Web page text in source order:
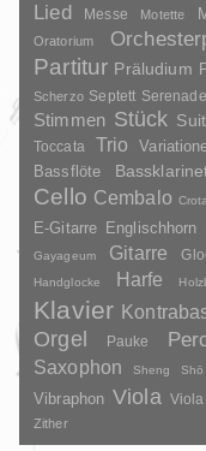
Lied Messe Motette
Oratorium
Partitur Präludium
Scherzo Septett Serenade
Stimmen Stück
Toccata Trio
Bassflöte
Cello Cembalo
E-Gitarre Englischhorn
Gayageum
Gitarre
Handglocke
Harfe
Klavier
Orgel Pauke
Saxophon Sheng Shō
Vibraphon Viola
Zither